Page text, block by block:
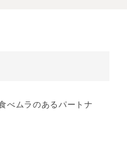
べムラのあるパートナ